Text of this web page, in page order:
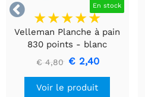
 En stock
Velleman Planche à pain
830 points - blanc
€ 4,80 € 2,40
Voir le produit